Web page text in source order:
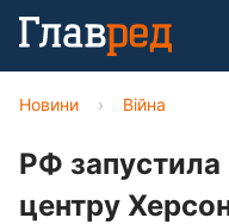
Новини › Війна
РФ
центру